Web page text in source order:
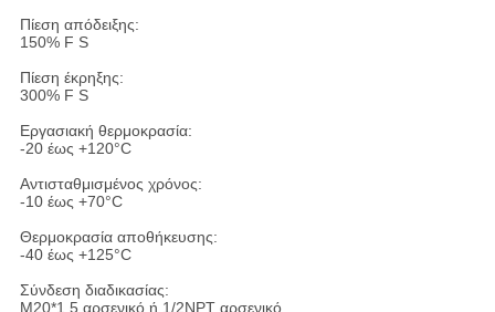
Πίεση απόδειξης:
150% F S
Πίεση έκρηξης:
300% F S
Εργασιακή θερμοκρασία:
-20 έως +120°C
Αντισταθμισμένος χρόνος:
-10 έως +70°C
Θερμοκρασία αποθήκευσης:
-40 έως +125°C
Σύνδεση διαδικασίας:
M20*1,5 αρσενικό ή 1/2NPT αρσενικό